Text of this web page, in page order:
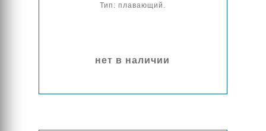
Тип: плавающий.
нет в наличии